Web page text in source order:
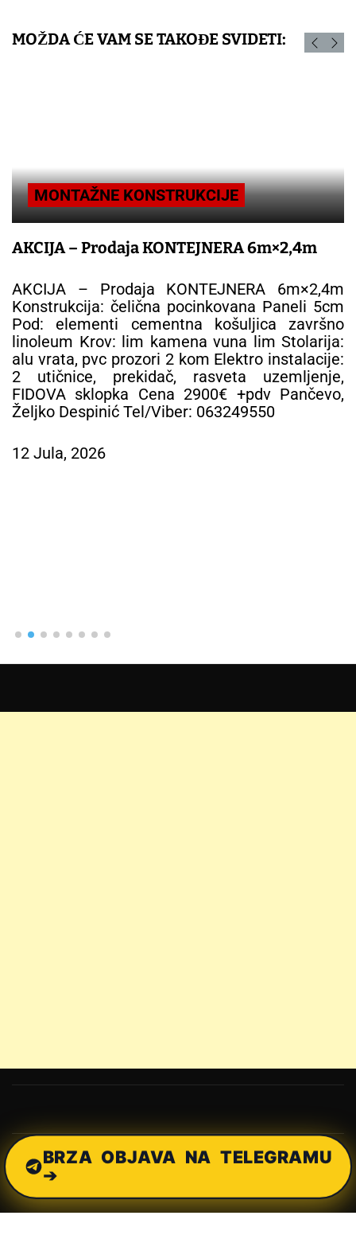
BRZA OBJAVA NA TELEGRAMU
➔
MOŽDA ĆE VAM SE TAKOĐE SVIDETI:
MONTAŽNE KONSTRUKCIJE
AKCIJA – Prodaja KONTEJNERA 6m×2,4m
AKCIJA – Prodaja KONTEJNERA 6m×2,4m
Konstrukcija: čelična pocinkovana Paneli 5cm
Pod: elementi cementna košuljica završno
linoleum Krov: lim kamena vuna lim Stolarija:
alu vrata, pvc prozori 2 kom Elektro instalacije:
2 utičnice, prekidač, rasveta uzemljenje,
FIDOVA sklopka Cena 2900€ +pdv Pančevo,
Željko Despinić Tel/Viber: 063249550
12 Jula, 2026